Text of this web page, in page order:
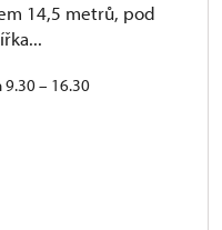
14,5 metrů, pod
– 16.30